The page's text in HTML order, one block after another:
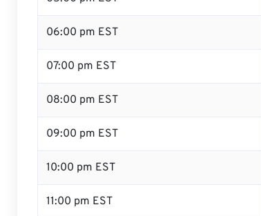
06:00 pm EST
07:00 pm EST
08:00 pm EST
09:00 pm EST
10:00 pm EST
11:00 pm EST